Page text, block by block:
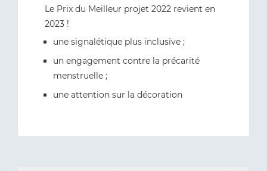
Le Prix du Meilleur projet 2022 revient en
2023 !
une signalétique plus inclusive ;
un engagement contre la précarité
menstruelle ;
une attention sur la décoration